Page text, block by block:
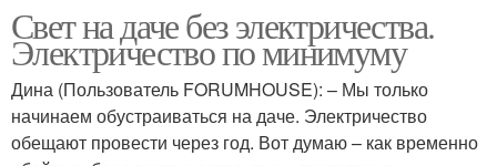
Свет на даче без электричества.
Электричество по минимуму
Дина (Пользователь FORUMHOUSE): – Мы только
начинаем обустраиваться на даче. Электричество
обещают провести через год. Вот думаю – как временно